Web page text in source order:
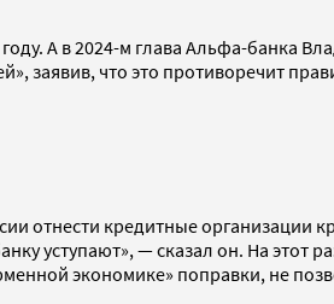
А в 2024-м глава Альфа-банка
заявив, что это противоречит
отнести кредитные организации
уступают», — сказал он. На этот
экономике» поправки, не